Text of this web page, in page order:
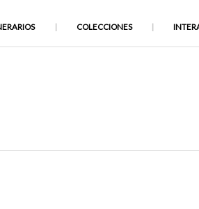
COLECCIONES